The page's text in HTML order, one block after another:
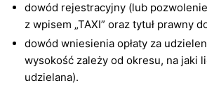
dowód rejestracyjny (lub
z wpisem „TAXI” oraz tytuł prawny
dowód wniesienia opłaty za
wysokość zależy od okresu, na jaki
udzielana).